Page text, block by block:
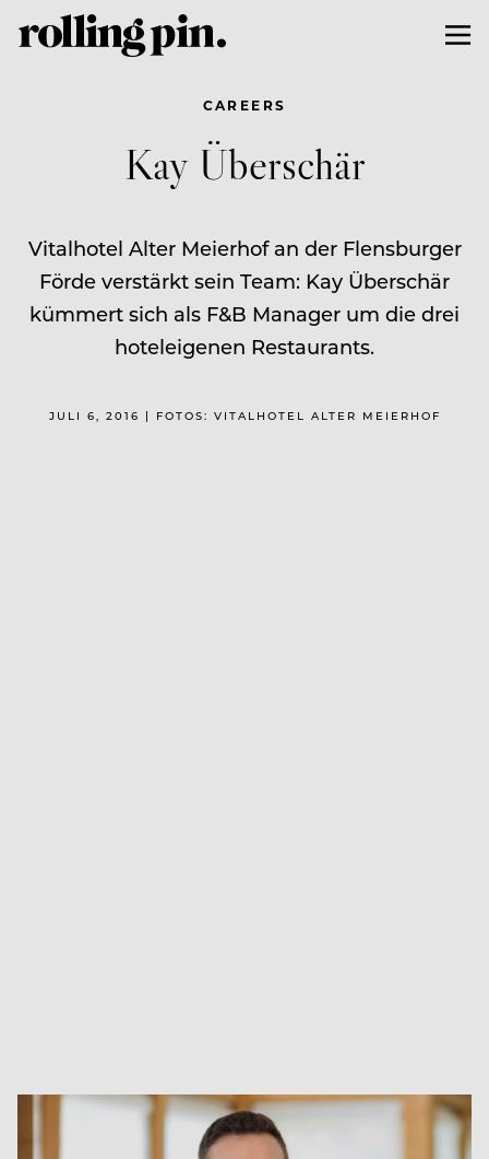
CAREERS
Kay Überschär
Vitalhotel Alter Meierhof an der Flensburger
Förde verstärkt sein Team: Kay Überschär
kümmert sich als F&B Manager um die drei
hoteleigenen Restaurants.
JULI 6, 2016 | FOTOS: VITALHOTEL ALTER MEIERHOF